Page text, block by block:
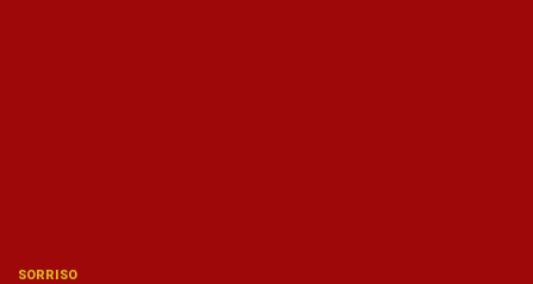
SORRISO